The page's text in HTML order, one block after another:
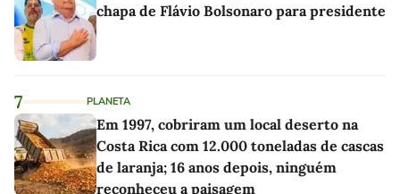
chapa de Flávio Bolsonaro para presidente
7 PLANETA
Em 1997, cobriram um local deserto na
Costa Rica com 12.000 toneladas de cascas
de laranja; 16 anos depois, ninguém
reconheceu a paisagem